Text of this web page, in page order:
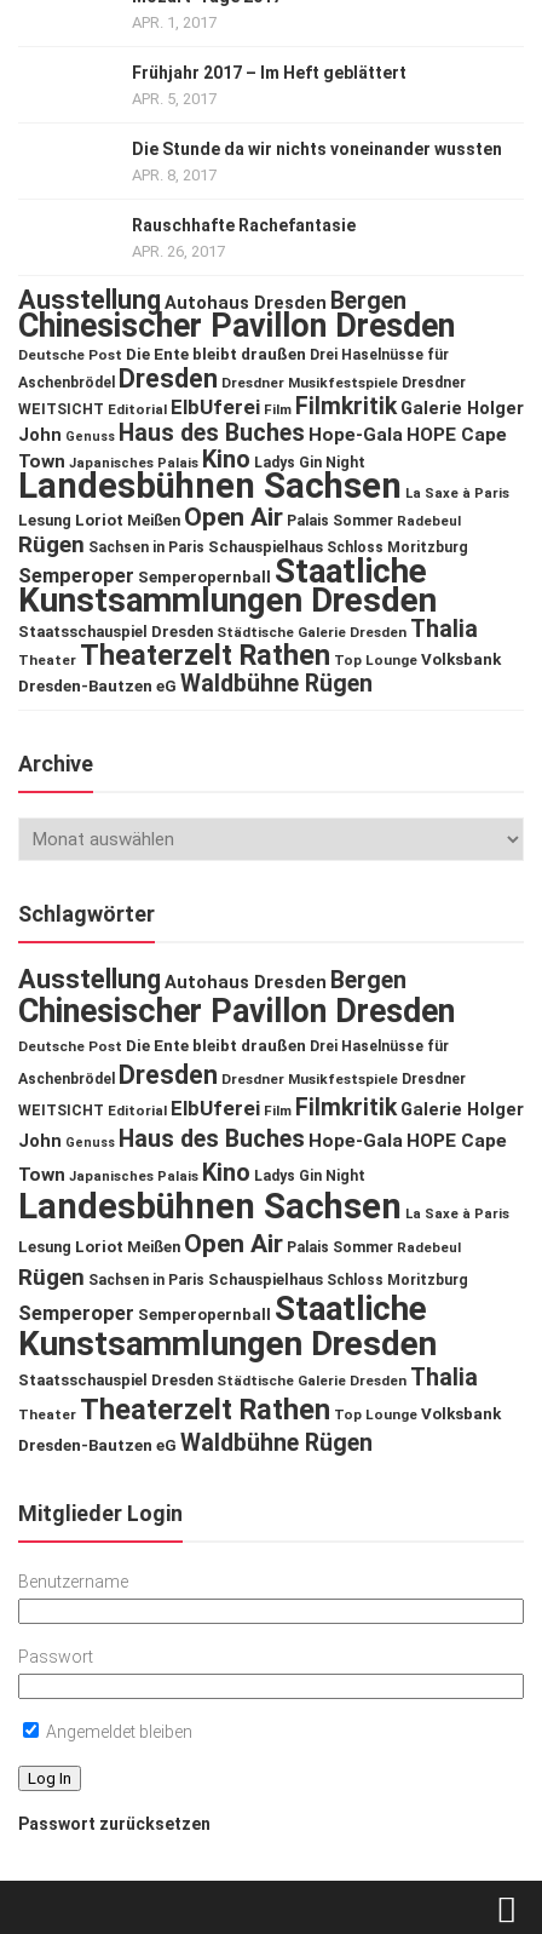
APR. 1, 2017
Frühjahr 2017 – Im Heft geblättert
APR. 5, 2017
Die Stunde da wir nichts voneinander wussten
APR. 8, 2017
Rauschhafte Rachefantasie
APR. 26, 2017
Ausstellung Autohaus Dresden Bergen
Chinesischer Pavillon Dresden
Deutsche Post Die Ente bleibt draußen Drei Haselnüsse für
Aschenbrödel
Dresden Dresdner Musikfestspiele Dresdner
WEITSICHT Editorial ElbUferei Film Filmkritik Galerie Holger
John Genuss Haus des Buches Hope-Gala HOPE Cape
Town Japanisches Palais Kino Ladys Gin Night
Landesbühnen Sachsen La Saxe à Paris
Lesung Loriot Meißen Open Air Palais Sommer Radebeul
Rügen Sachsen in Paris Schauspielhaus Schloss Moritzburg
Semperoper Semperopernball Staatliche
Kunstsammlungen Dresden
Staatsschauspiel Dresden Städtische Galerie Dresden Thalia
Theater Theaterzelt Rathen Top Lounge Volksbank
Dresden-Bautzen eG Waldbühne Rügen
Archive
Schlagwörter
Ausstellung Autohaus Dresden Bergen
Chinesischer Pavillon Dresden
Deutsche Post Die Ente bleibt draußen Drei Haselnüsse für
Aschenbrödel
Dresden Dresdner Musikfestspiele Dresdner
WEITSICHT Editorial ElbUferei Film Filmkritik Galerie Holger
John Genuss Haus des Buches Hope-Gala HOPE Cape
Town Japanisches Palais Kino Ladys Gin Night
Landesbühnen Sachsen La Saxe à Paris
Lesung Loriot Meißen Open Air Palais Sommer Radebeul
Rügen Sachsen in Paris Schauspielhaus Schloss Moritzburg
Semperoper Semperopernball
Staatliche
Kunstsammlungen Dresden
Staatsschauspiel Dresden Städtische Galerie Dresden Thalia
Theater Theaterzelt Rathen Top Lounge Volksbank
Dresden-Bautzen eG Waldbühne Rügen
Mitglieder Login
Benutzername
Passwort
Angemeldet bleiben
Passwort zurücksetzen